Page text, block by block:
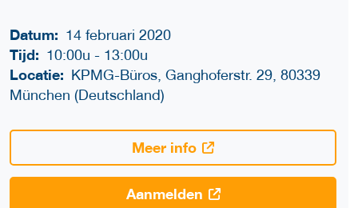
Datum: 14 februari 2020
Tijd: 10:00u- 13:00u
Locatie: KPMG-Büros, Ganghoferstr. 29, 80339
München (Deutschland)
Meer info
Aanmelden